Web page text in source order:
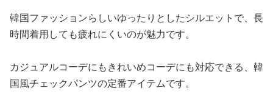
韓国ファッションらしいゆったりとしたシルエットで、長
時間着用しても疲れにくいのが魅力です。
カジュアルコーデにもきれいめコーデにも対応できる、韓
国風チェックパンツの定番アイテムです。